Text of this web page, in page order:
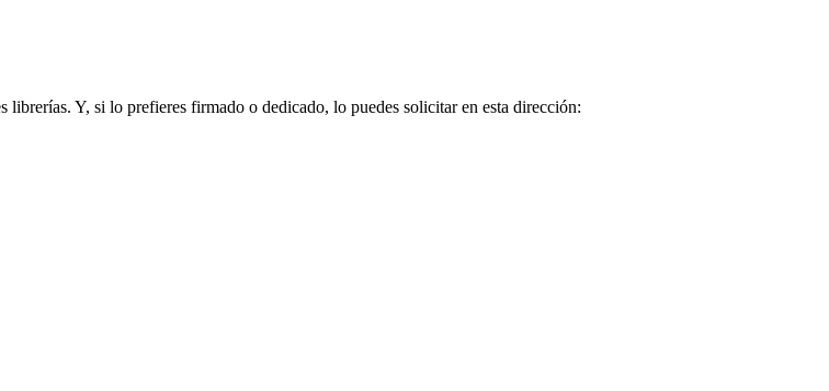
Y, si lo prefieres firmado o dedicado, lo puedes solicitar en esta dirección: